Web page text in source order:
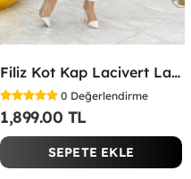
Filiz Kot Kap Lacivert Lacivert
0 Değerlendirme
1,899.00 TL
SEPETE EKLE